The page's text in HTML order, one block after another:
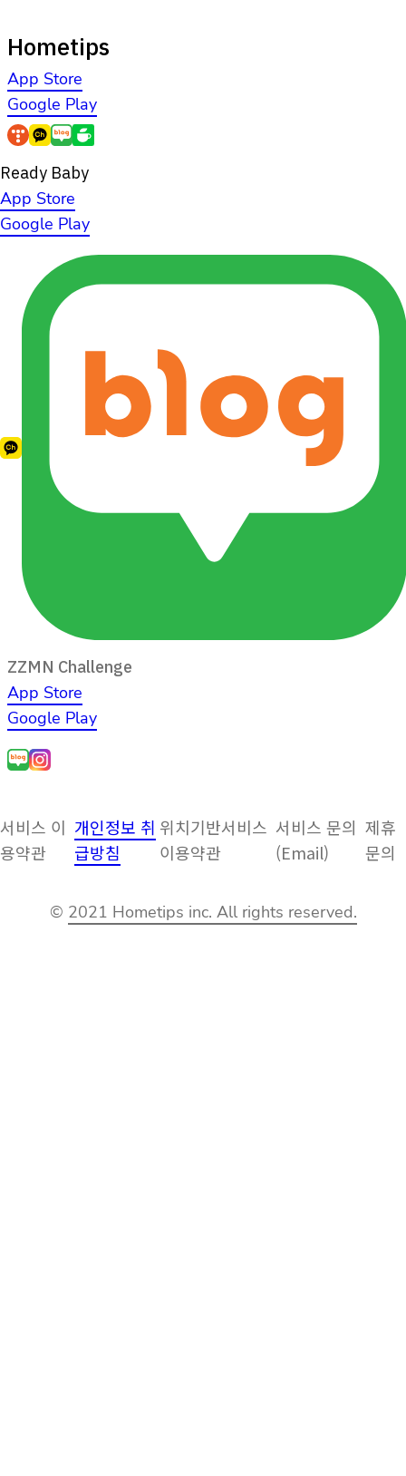
Hometips
App Store
Google Play
Ready Baby
App Store
Google Play
ZZMN Challenge
App Store
Google Play
서비스 이
용약관
개인정보 취
급방침
위치기반서비스
이용약관
서비스 문의
(Email)
제휴
문의
© 2021 Hometips inc. All rights reserved.